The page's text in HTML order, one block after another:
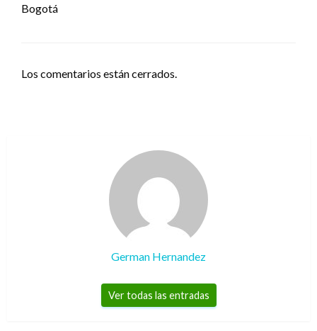
Bogotá
Los comentarios están cerrados.
German Hernandez
Ver todas las entradas